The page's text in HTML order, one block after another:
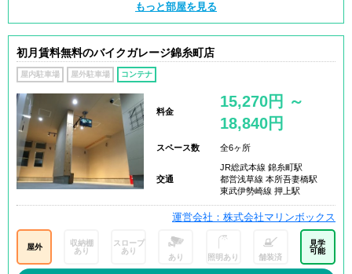
もっと部屋を見る
初月賃料無料のバイクガレージ錦糸町店
屋内駐車場 屋外駐車場 コンテナ
料金
15,270円 ～
18,840円
スペース数 全6ヶ所
交通
JR総武本線 錦糸町駅
都営浅草線 本所吾妻橋駅
東武伊勢崎線 押上駅
運営会社：株式会社マリンボックス
屋外
収納棚
あり
スロープ
あり
あり 照明あり 舗装済
見学
可能